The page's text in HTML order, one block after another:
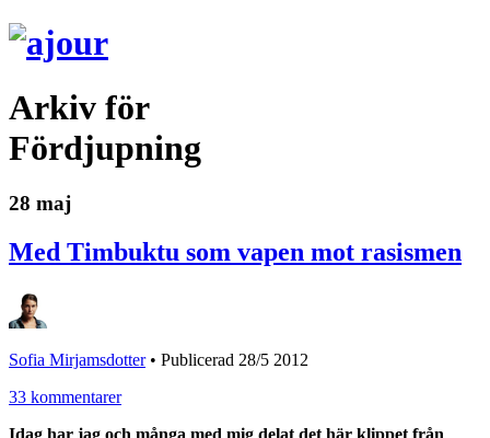
Arkiv för
Fördjupning
28 maj
Med Timbuktu som vapen mot rasismen
Sofia Mirjamsdotter• Publicerad 28/5 2012
33 kommentarer